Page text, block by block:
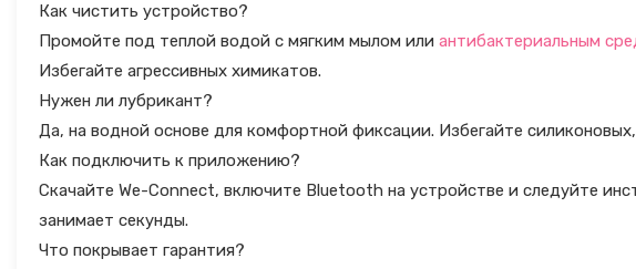
Как чистить устройство?
Промойте под теплой водой с мягким мылом или антибактериальным
Избегайте агрессивных химикатов.
Нужен ли лубрикант?
Да, на водной основе для комфортной фиксации. Избегайте
Как подключить к приложению?
Скачайте We-Connect, включите Bluetooth на устройстве и следуйте
занимает секунды.
Что покрывает гарантия?